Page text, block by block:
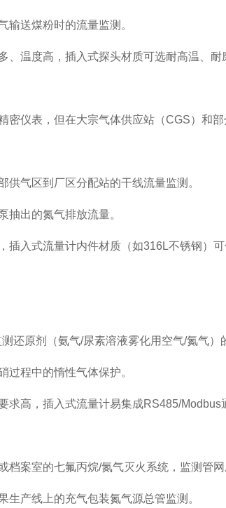
送煤粉时的流量监测。
温度高，插入式探头材质可选耐高温、耐
仪表，但在大宗气体供应站（CGS）和部
气区到厂区分配站的干线流量监测。
出的氮气排放流量。
入式流量计内件材质（如316L不锈钢）可
原剂（氨气/尿素溶液雾化用空气/氮气）
程中的惰性气体保护。
高，插入式流量计易集成RS485/Modbus
案室的七氟丙烷/氮气灭火系统，监测管网
产线上的充气包装氮气源总管监测。